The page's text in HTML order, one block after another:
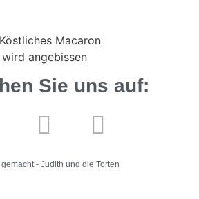
Sie uns auf:
gemacht - Judith und die Torten